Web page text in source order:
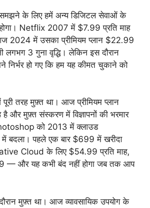
के लिए हमें अन्य डिजिटल सेवाओं के
Netflix 2007 में $7.99 प्रति माह
में उसका प्रीमियम प्लान $22.99
लगभग 3 गुना वृद्धि। लेकिन इस दौरान
निर्भर हो गए कि हम यह कीमत चुकाने को
तरह मुफ़्त था। आज प्रीमियम प्लान
और मुफ़्त संस्करण में विज्ञापनों की भरमार
को 2013 में क्लाउड
में बदला। पहले एक बार $699 में खरीदा
Cloud के लिए $54.99 प्रति माह,
— और यह कभी बंद नहीं होगा जब तक आप
मुफ़्त था। आज व्यावसायिक उपयोग के